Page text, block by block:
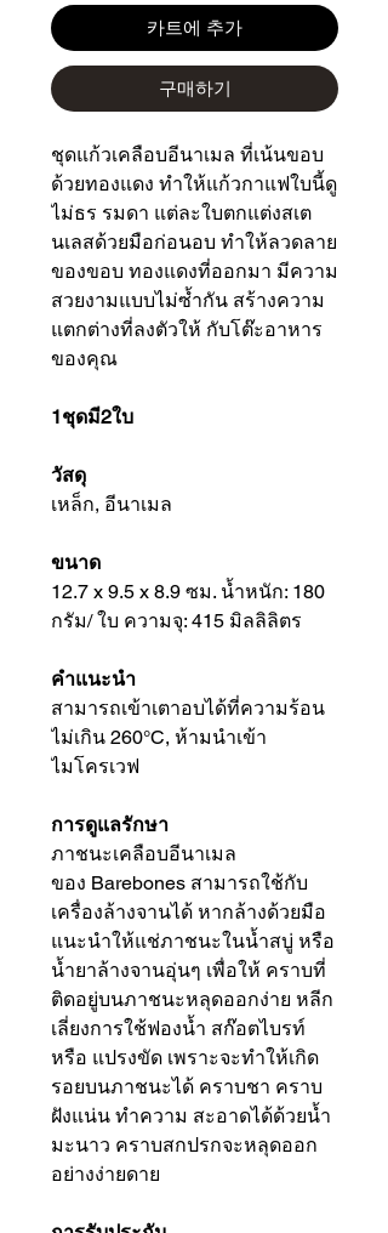
카트에 추가
구매하기
ชุดแก้วเคลือบอีนาเมล ที่เน้นขอบ
ด้วยทองแดง ทำให้แก้วกาแฟใบนี้ดู
ไม่ธร รมดา แต่ละใบตกแต่งสเต
นเลสด้วยมือก่อนอบ ทำให้ลวดลาย
ของขอบ ทองแดงที่ออกมา มีความ
สวยงามแบบไม่ซ้ำกัน สร้างความ
แตกต่างที่ลงตัวให้ กับโต๊ะอาหาร
ของคุณ
1ชุดมี2ใบ
วัสดุ
เหล็ก, อีนาเมล
ขนาด
12.7 x 9.5 x 8.9 ซม. น้ำหนัก: 180
กรัม/ ใบ ความจุ: 415 มิลลิลิตร
คำแนะนำ
สามารถเข้าเตาอบได้ที่ความร้อน
ไม่เกิน 260°C, ห้ามนำเข้า
ไมโครเวฟ
การดูแลรักษา
ภาชนะเคลือบอีนาเมล
ของ Barebones สามารถใช้กับ
เครื่องล้างจานได้ หากล้างด้วยมือ
แนะนำให้แช่ภาชนะในน้ำสบู่ หรือ
น้ำยาล้างจานอุ่นๆ เพื่อให้ คราบที่
ติดอยู่บนภาชนะหลุดออกง่าย หลีก
เลี่ยงการใช้ฟองน้ำ สก๊อตไบรท์
หรือ แปรงขัด เพราะจะทำให้เกิด
รอยบนภาชนะได้ คราบชา คราบ
ฝังแน่น ทำความ สะอาดได้ด้วยน้ำ
มะนาว คราบสกปรกจะหลุดออก
อย่างง่ายดาย